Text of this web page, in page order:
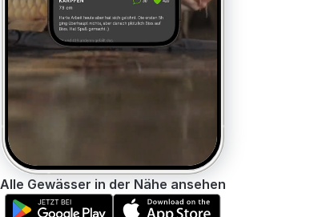
Alle Gewässer in der Nähe ansehen